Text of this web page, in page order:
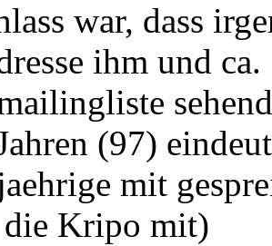
war, dass
ihm und
(97)
mit
die Kripo mit)